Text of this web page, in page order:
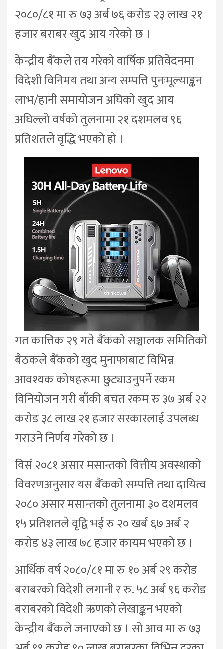
२०८०/८१ मा रु ७३ अर्ब ७६ करोड २३ लाख २१
हजार बराबर खुद आय गरेको छ ।
केन्द्रीय बैंकले तय गरेको वार्षिक प्रतिवेदनमा
विदेशी विनिमय तथा अन्य सम्पत्ति पुनःमूल्याङ्कन
लाभ/हानी समायोजन अघिको खुद आय
अघिल्लो वर्षको तुलनामा २१ दशमलव ९६
प्रतिशतले वृद्धि भएको हो ।
गत कात्तिक २९ गते बैंकको सञ्चालक समितिको
बैठकले बैंकको खुद मुनाफाबाट विभिन्न
आवश्यक कोषहरूमा छुट्याउनुपर्ने रकम
विनियोजन गरी बाँकी बचत रकम रु ३७ अर्ब २२
करोड ३८ लाख २१ हजार सरकारलाई उपलब्ध
गराउने निर्णय गरेको छ ।
विसं २०८१ असार मसान्तको वित्तीय अवस्थाको
विवरणअनुसार यस बैंकको सम्पत्ति तथा दायित्व
२०८० असार मसान्तको तुलनामा ३० दशमलव
१५ प्रतिशतले वृद्वि भई रु २० खर्ब ६७ अर्ब २
करोड ४३ लाख ७८ हजार कायम भएको छ ।
आर्थिक वर्ष २०८०/८१ मा रु १० अर्ब २९ करोड
बराबरको विदेशी लगानी र रु. ५८ अर्ब ९६ करोड
बराबरको विदेशी ऋणको लेखाङ्कन भएको
केन्द्रीय बैंकले जनाएको छ । सो आव मा रु ७३